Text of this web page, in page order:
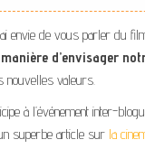
envie de vous parler du
d’envisager
nouvelles valeurs.
à l’événement inter-
superbe article sur la